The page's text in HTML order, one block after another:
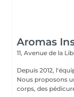
Aromas
11, Avenue de la
Depuis 2012,
Nous proposons
corps, des